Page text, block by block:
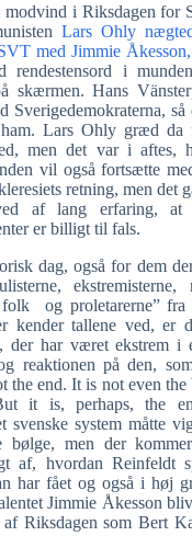
i Riksdagen for
Lars Ohly
med Jimmie Åkesson,
rendestensord i
skærmen. Hans
Sverigedemokraterna, så
Lars Ohly græd da
men det var i aftes,
vil også fortsætte
retning, men det
af lang erfaring, at
er billigt til fals.
dag, også for dem
ekstremisterne,
folk og proletarerne”
kender tallene ved, er
der har været ekstrem i
reaktionen på den,
the end. It is not even the
it is, perhaps, the
svenske system måtte
bølge, men der
af, hvordan Reinfeldt
har fået og også i høj
Jimmie Åkesson
Riksdagen som Bert